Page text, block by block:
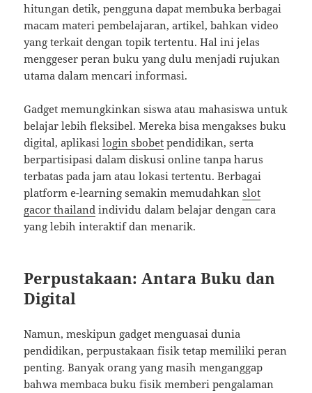
hitungan detik, pengguna dapat membuka berbagai
macam materi pembelajaran, artikel, bahkan video
yang terkait dengan topik tertentu. Hal ini jelas
menggeser peran buku yang dulu menjadi rujukan
utama dalam mencari informasi.
Gadget memungkinkan siswa atau mahasiswa untuk
belajar lebih fleksibel. Mereka bisa mengakses buku
digital, aplikasilogin sbobet pendidikan, serta
berpartisipasi dalam diskusi online tanpa harus
terbatas pada jam atau lokasi tertentu. Berbagai
platform e-learning semakin memudahkanslot
gacor thailand individu dalam belajar dengan cara
yang lebih interaktif dan menarik.
Perpustakaan: Antara Buku dan
Digital
Namun, meskipun gadget menguasai dunia
pendidikan, perpustakaan fisik tetap memiliki peran
penting. Banyak orang yang masih menganggap
bahwa membaca buku fisik memberi pengalaman